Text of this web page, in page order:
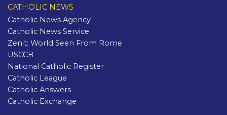
CATHOLIC NEWS
Catholic News Agency
Catholic News Service
Zenit: World Seen From Rome
USCCB
National Catholic Register
Catholic League
Catholic Answers
Catholic Exchange